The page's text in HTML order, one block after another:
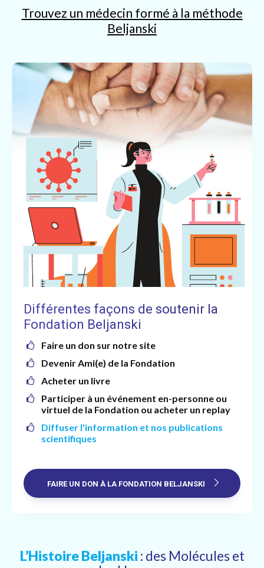
Trouvez un médecin formé à la méthode
Beljanski
Différentes façons de soutenir la
Fondation Beljanski
Faire un don sur notre site
Devenir Ami(e) de la Fondation
Acheter un livre
Participer à un événement en-personne ou
virtuel de la Fondation ou acheter un replay
Diffuser l'information et nos publications
scientifiques
FAIRE UN DON À LA FONDATION BELJANSKI
L’Histoire Beljanski : des Molécules et